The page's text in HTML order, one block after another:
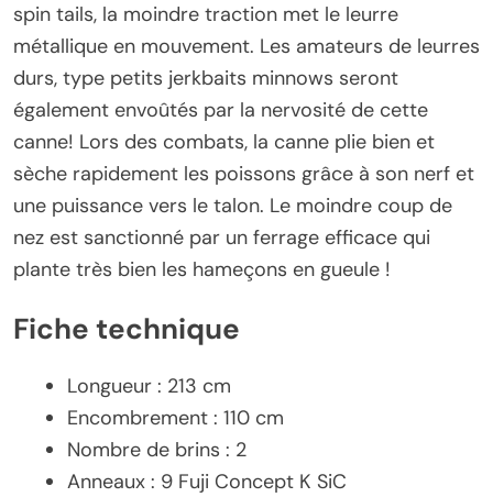
spin tails, la moindre traction met le leurre
métallique en mouvement. Les amateurs de leurres
durs, type petits jerkbaits minnows seront
également envoûtés par la nervosité de cette
canne! Lors des combats, la canne plie bien et
sèche rapidement les poissons grâce à son nerf et
une puissance vers le talon. Le moindre coup de
nez est sanctionné par un ferrage efficace qui
plante très bien les hameçons en gueule !
Fiche technique
Longueur : 213 cm
Encombrement : 110 cm
Nombre de brins : 2
Anneaux : 9 Fuji Concept K SiC